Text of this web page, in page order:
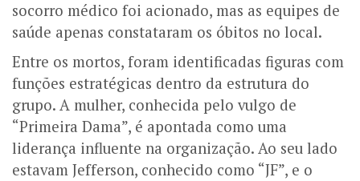
socorro médico foi acionado, mas as equipes de
saúde apenas constataram os óbitos no local.
Entre os mortos, foram identificadas figuras com
funções estratégicas dentro da estrutura do
grupo. A mulher, conhecida pelo vulgo de
“Primeira Dama”, é apontada como uma
liderança influente na organização. Ao seu lado
estavam Jefferson, conhecido como “JF”, e o